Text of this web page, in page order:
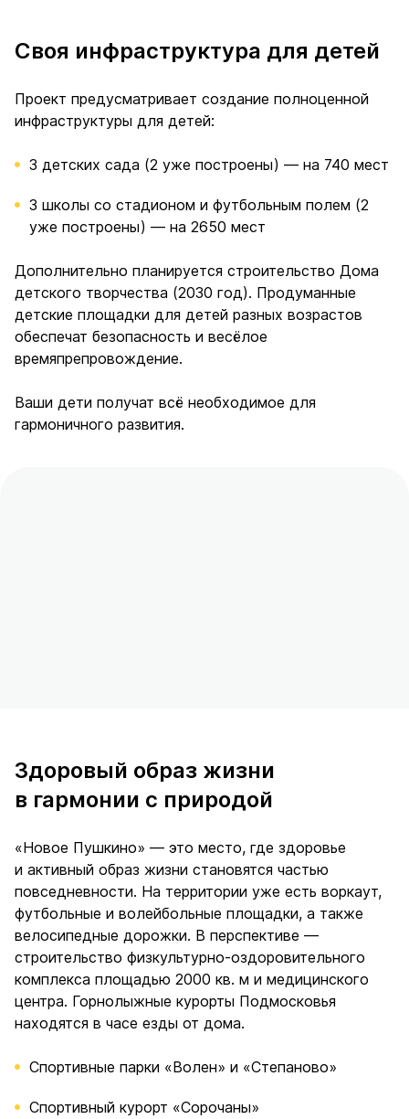
Своя инфраструктура для детей
Проект предусматривает создание полноценной
инфраструктуры для детей:
3 детских сада (2 уже построены) — на 740 мест
3 школы со стадионом и футбольным полем (2
уже построены) — на 2650 мест
Дополнительно планируется строительство Дома
детского творчества (2030 год). Продуманные
детские площадки для детей разных возрастов
обеспечат безопасность и весёлое
времяпрепровождение.
Ваши дети получат всё необходимое для
гармоничного развития.
Здоровый образ жизни
в гармонии с природой
«Новое Пушкино» — это место, где здоровье
и активный образ жизни становятся частью
повседневности. На территории уже есть воркаут,
футбольные и волейбольные площадки, а также
велосипедные дорожки. В перспективе —
строительство физкультурно-оздоровительного
комплекса площадью 2000 кв. м и медицинского
центра. Горнолыжные курорты Подмосковья
находятся в часе езды от дома.
Спортивные парки «Волен» и «Степаново»
Спортивный курорт «Сорочаны»